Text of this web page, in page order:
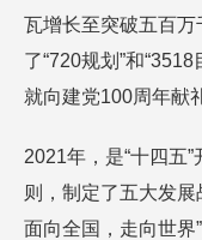
瓦增长至突破五百
了“720规划”和
就向建党100周年献
2021年，是“十四五
则，制定了五大发展
面向全国，走向世界